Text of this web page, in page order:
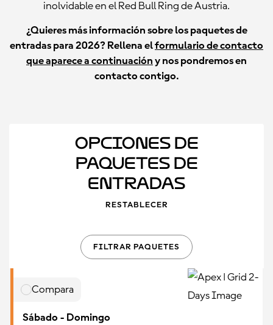
inolvidable en el Red Bull Ring de Austria.
¿Quieres más información sobre los paquetes de
entradas para 2026? Rellena elformulario de contacto
que aparece a continuación y nos pondremos en
contacto contigo.
Opciones de
Paquetes de
Entradas
RESTABLECER
FILTRAR PAQUETES
Compara
Sábado - Domingo